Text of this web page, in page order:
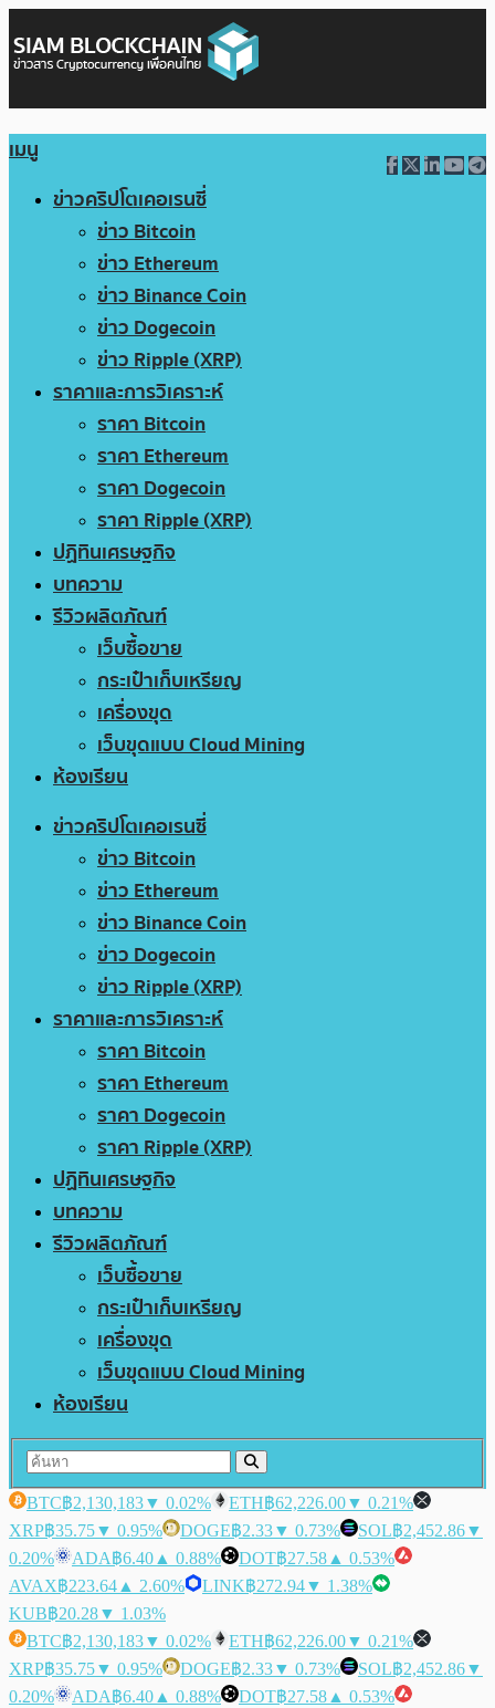
เมนู
ข่าวคริปโตเคอเรนซี่
ข่าว Bitcoin
ข่าว Ethereum
ข่าว Binance Coin
ข่าว Dogecoin
ข่าว Ripple (XRP)
ราคาและการวิเคราะห์
ราคา Bitcoin
ราคา Ethereum
ราคา Dogecoin
ราคา Ripple (XRP)
ปฏิทินเศรษฐกิจ
บทความ
รีวิวผลิตภัณฑ์
เว็บซื้อขาย
กระเป๋าเก็บเหรียญ
เครื่องขุด
เว็บขุดแบบ Cloud Mining
ห้องเรียน
ข่าวคริปโตเคอเรนซี่
ข่าว Bitcoin
ข่าว Ethereum
ข่าว Binance Coin
ข่าว Dogecoin
ข่าว Ripple (XRP)
ราคาและการวิเคราะห์
ราคา Bitcoin
ราคา Ethereum
ราคา Dogecoin
ราคา Ripple (XRP)
ปฏิทินเศรษฐกิจ
บทความ
รีวิวผลิตภัณฑ์
เว็บซื้อขาย
กระเป๋าเก็บเหรียญ
เครื่องขุด
เว็บขุดแบบ Cloud Mining
ห้องเรียน
BTC฿2,130,183▼ 0.02% ETH฿62,226.00▼ 0.21%
XRP฿35.75▼ 0.95% DOGE฿2.33▼ 0.73% SOL฿2,452.86▼
0.20%
ADA฿6.40 ▲ 0.88% DOT฿27.58 ▲ 0.53%
AVAX฿223.64 ▲ 2.60% LINK฿272.94▼ 1.38%
KUB฿20.28▼ 1.03%
BTC฿2,130,183▼ 0.02% ETH฿62,226.00▼ 0.21%
XRP฿35.75▼ 0.95% DOGE฿2.33▼ 0.73% SOL฿2,452.86▼
0.20%
ADA฿6.40 ▲ 0.88% DOT฿27.58 ▲ 0.53%